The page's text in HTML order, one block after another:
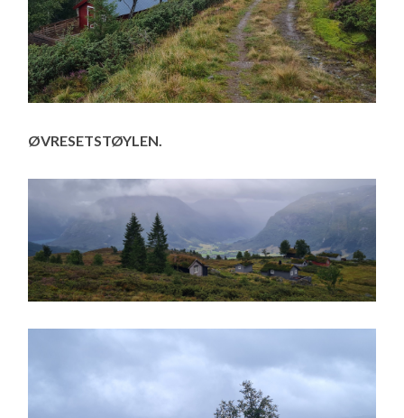
ØVRESETSTØYLEN.